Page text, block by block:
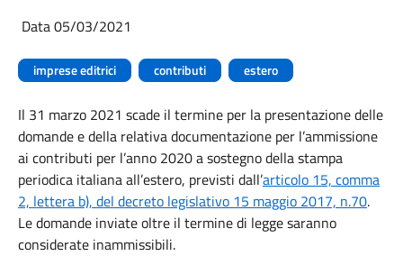
Data 05/03/2021
imprese editrici contributi estero
Il 31 marzo 2021 scade il termine per la presentazione delle
domande e della relativa documentazione per l’ammissione
ai contributi per l’anno 2020 a sostegno della stampa
periodica italiana all’estero, previsti dall’articolo 15, comma
2, lettera b), del decreto legislativo 15 maggio 2017, n.70.
Le domande inviate oltre il termine di legge saranno
considerate inammissibili.